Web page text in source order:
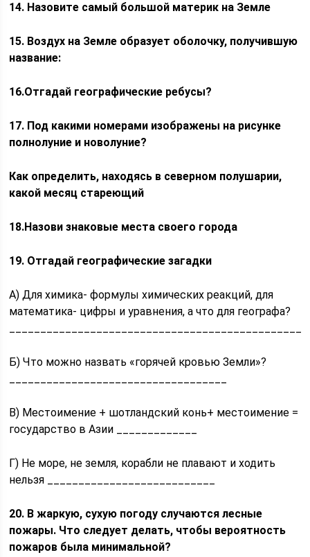
14. Назовите самый большой материк на Земле
15. Воздух на Земле образует оболочку, получившую
название:
16.Отгадай географические ребусы?
17. Под какими номерами изображены на рисунке
полнолуние и новолуние?
Как определить, находясь в северном полушарии,
какой месяц стареющий
18.Назови знаковые места своего города
19. Отгадай географические загадки
А) Для химика- формулы химических реакций, для
математика- цифры и уравнения, а что для географа?
Б) Что можно назвать «горячей кровью Земли»?
В) Местоимение + шотландский конь+ местоимение =
государство в Азии _____________
Г) Не море, не земля, корабли не плавают и ходить
нельзя ___________________________
20. В жаркую, сухую погоду случаются лесные
пожары. Что следует делать, чтобы вероятность
пожаров была минимальной?